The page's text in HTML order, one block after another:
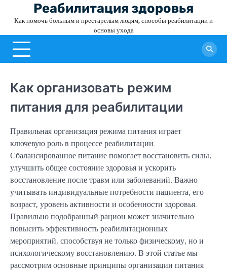
Реабилитация здоровья
Как помочь больным и престарелым людям, способы реабилитации и
основы ухода
Как организовать режим
питания для реабилитации
Правильная организация режима питания играет
ключевую роль в процессе реабилитации.
Сбалансированное питание помогает восстановить силы,
улучшить общее состояние здоровья и ускорить
восстановление после травм или заболеваний. Важно
учитывать индивидуальные потребности пациента, его
возраст, уровень активности и особенности здоровья.
Правильно подобранный рацион может значительно
повысить эффективность реабилитационных
мероприятий, способствуя не только физическому, но и
психологическому восстановлению. В этой статье мы
рассмотрим основные принципы организации питания